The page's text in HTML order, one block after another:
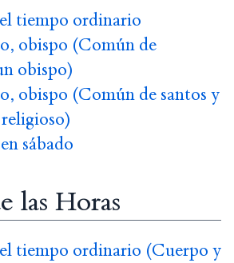
tiempo ordinario
obispo (Común de
obispo)
obispo (Común de santos y
sábado
las Horas
tiempo ordinario (Cuerpo y